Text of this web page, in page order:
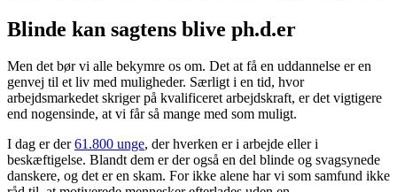
Blinde kan sagtens blive ph.d.er
Men det bør vi alle bekymre os om. Det at få en uddannelse er en
genvej til et liv med muligheder. Særligt i en tid, hvor
arbejdsmarkedet skriger på kvalificeret arbejdskraft, er det vigtigere
end nogensinde, at vi får så mange med som muligt.
I dag er der61.800 unge, der hverken er i arbejde eller i
beskæftigelse. Blandt dem er der også en del blinde og svagsynede
danskere, og det er en skam. For ikke alene har vi som samfund ikke